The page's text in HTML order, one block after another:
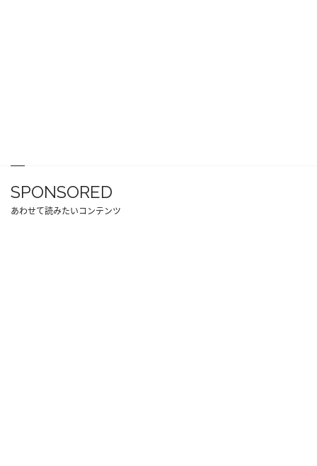
SPONSORED
あわせて読みたいコンテンツ